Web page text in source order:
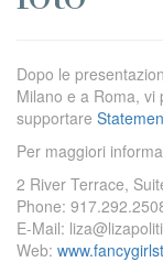
Dopo le
Milano e a Roma,
supportare
Per maggiori
2 River Terrace,
Phone:
E-Mail:
Web: